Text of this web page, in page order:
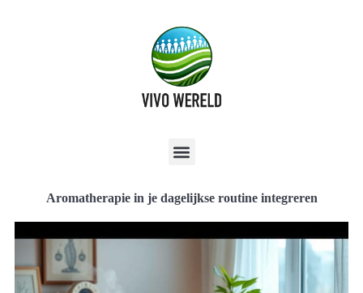
Aromatherapie in je dagelijkse routine integreren